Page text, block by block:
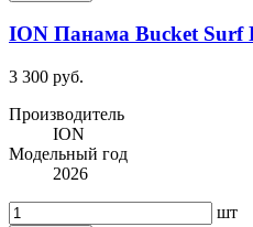
ION Панама Bucket Surf
3 300 руб.
Производитель
ION
Модельный год
2026
шт